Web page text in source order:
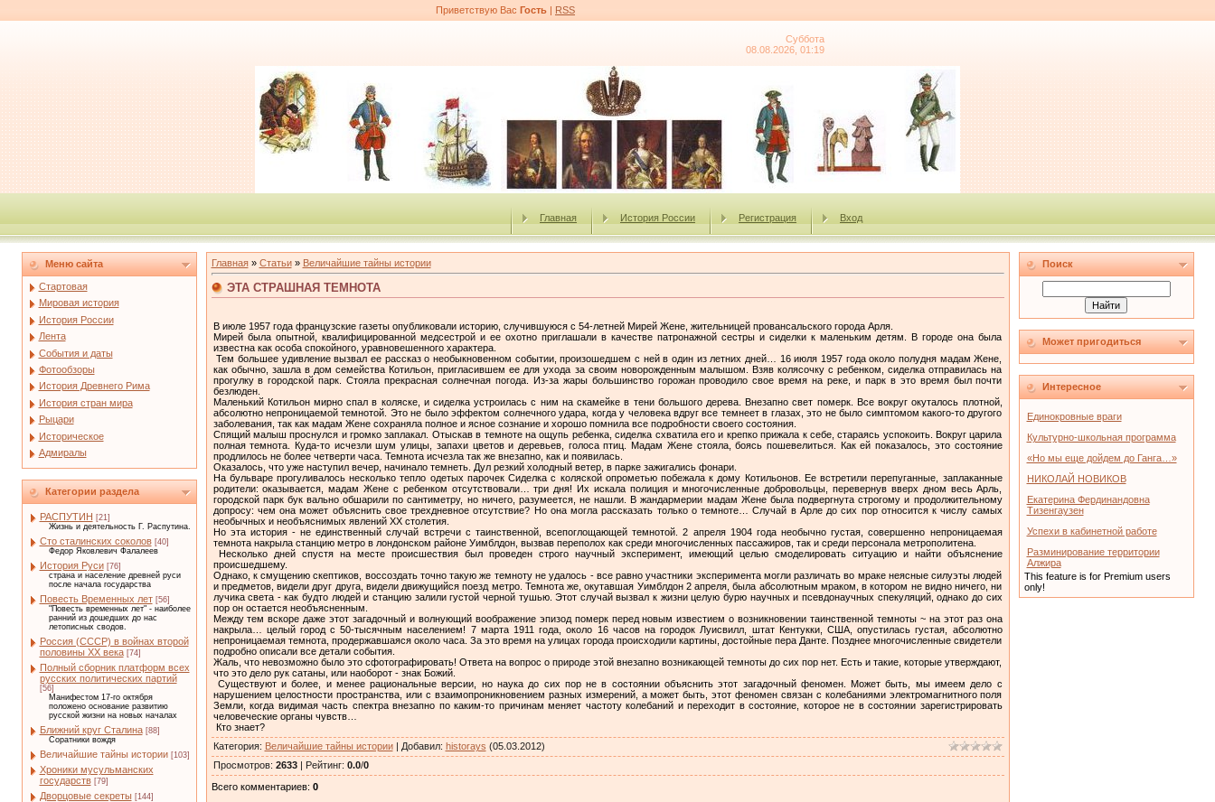
Приветствую Вас Гость | RSS
Суббота
08.08.2026, 01:19
Главная История России Регистрация Вход
Меню сайта
Стартовая
Мировая история
История России
Лента
События и даты
Фотообзоры
История Древнего Рима
История стран мира
Рыцари
Историческое
Адмиралы
Категории раздела
РАСПУТИН [21]
Жизнь и деятельность Г. Распутина.
Сто сталинских соколов [40]
Федор Яковлевич Фалалеев
История Руси [76]
страна и население древней руси
после начала государства
Повесть Временных лет [56]
"Повесть временных лет" - наиболее
ранний из дошедших до нас
летописных сводов.
Россия (СССР) в войнах второй
половины XX века [74]
Полный сборник платформ всех
русских политических партий
[56]
Манифестом 17-го октября
положено основание развитию
русской жизни на новых началах
Ближний круг Сталина [88]
Соратники вождя
Величайшие тайны истории [103]
Хроники мусульманских
государств [79]
Дворцовые секреты [144]
Главная» Статьи» Величайшие тайны истории
ЭТА СТРАШНАЯ ТЕМНОТА
В июле 1957 года французские газеты опубликовали историю, случившуюся с 54-летней Мирей Жене, жительницей провансальского города Арля.
Мирей была опытной, квалифицированной медсестрой и ее охотно приглашали в качестве патронажной сестры и сиделки к маленьким детям. В городе она была
известна как особа спокойного, уравновешенного характера.
Тем большее удивление вызвал ее рассказ о необыкновенном событии, произошедшем с ней в один из летних дней… 16 июля 1957 года около полудня мадам Жене,
как обычно, зашла в дом семейства Котильон, пригласившем ее для ухода за своим новорожденным малышом. Взяв колясочку с ребенком, сиделка отправилась на
прогулку в городской парк. Стояла прекрасная солнечная погода. Из-за жары большинство горожан проводило свое время на реке, и парк в это время был почти
безлюден.
Маленький Котильон мирно спал в коляске, и сиделка устроилась с ним на скамейке в тени большого дерева. Внезапно свет померк. Все вокруг окуталось плотной,
абсолютно непроницаемой темнотой. Это не было эффектом солнечного удара, когда у человека вдруг все темнеет в глазах, это не было симптомом какого-то другого
заболевания, так как мадам Жене сохраняла полное и ясное сознание и хорошо помнила все подробности своего состояния.
Спящий малыш проснулся и громко заплакал. Отыскав в темноте на ощупь ребенка, сиделка схватила его и крепко прижала к себе, стараясь успокоить. Вокруг царила
полная темнота. Куда-то исчезли шум улицы, запахи цветов и деревьев, голоса птиц. Мадам Жене стояла, боясь пошевелиться. Как ей показалось, это состояние
продлилось не более четверти часа. Темнота исчезла так же внезапно, как и появилась.
Оказалось, что уже наступил вечер, начинало темнеть. Дул резкий холодный ветер, в парке зажигались фонари.
На бульваре прогуливалось несколько тепло одетых парочек Сиделка с коляской опрометью побежала к дому Котильонов. Ее встретили перепуганные, заплаканные
родители: оказывается, мадам Жене с ребенком отсутствовали… три дня! Их искала полиция и многочисленные добровольцы, перевернув вверх дном весь Арль,
городской парк бук вально обшарили по сантиметру, но ничего, разумеется, не нашли. В жандармерии мадам Жене была подвергнута строгому и продолжительному
допросу: чем она может объяснить свое трехдневное отсутствие? Но она могла рассказать только о темноте… Случай в Арле до сих пор относится к числу самых
необычных и необъяснимых явлений XX столетия.
Но эта история - не единственный случай встречи с таинственной, всепоглощающей темнотой. 2 апреля 1904 года необычно густая, совершенно непроницаемая
темнота накрыла станцию метро в лондонском районе Уимблдон, вызвав переполох как среди многочисленных пассажиров, так и среди персонала метрополитена.
Несколько дней спустя на месте происшествия был проведен строго научный эксперимент, имеющий целью смоделировать ситуацию и найти объяснение
происшедшему.
Однако, к смущению скептиков, воссоздать точно такую же темноту не удалось - все равно участники эксперимента могли различать во мраке неясные силуэты людей
и предметов, видели друг друга, видели движущийся поезд метро. Темнота же, окутавшая Уимблдон 2 апреля, была абсолютным мраком, в котором не видно ничего, ни
лучика света - как будто людей и станцию залили густой черной тушью. Этот случай вызвал к жизни целую бурю научных и псевдонаучных спекуляций, однако до сих
пор он остается необъясненным.
Между тем вскоре даже этот загадочный и волнующий воображение эпизод померк перед новым известием о возникновении таинственной темноты ~ на этот раз она
накрыла… целый город с 50-тысячным населением! 7 марта 1911 года, около 16 часов на городок Луисвилл, штат Кентукки, США, опустилась густая, абсолютно
непроницаемая темнота, продержавшаяся около часа. За это время на улицах города происходили картины, достойные пера Данте. Позднее многочисленные свидетели
подробно описали все детали события.
Жаль, что невозможно было это сфотографировать! Ответа на вопрос о природе этой внезапно возникающей темноты до сих пор нет. Есть и такие, которые утверждают,
что это дело рук сатаны, или наоборот - знак Божий.
Существуют и более, и менее рациональные версии, но наука до сих пор не в состоянии объяснить этот загадочный феномен. Может быть, мы имеем дело с
нарушением целостности пространства, или с взаимопроникновением разных измерений, а может быть, этот феномен связан с колебаниями электромагнитного поля
Земли, когда видимая часть спектра внезапно по каким-то причинам меняет частоту колебаний и переходит в состояние, которое не в состоянии зарегистрировать
человеческие органы чувств…
Кто знает?
Категория: Величайшие тайны истории| Добавил: historays (05.03.2012)
Просмотров: 2633| Рейтинг: 0.0/0
Всего комментариев: 0
Поиск
Может пригодиться
Интересное
Единокровные враги
Культурно-школьная программа
«Но мы еще дойдем до Ганга…»
НИКОЛАЙ НОВИКОВ
Екатерина Фердинандовна
Тизенгаузен
Успехи в кабинетной работе
Разминирование территории
Алжира
This feature is for Premium users
only!